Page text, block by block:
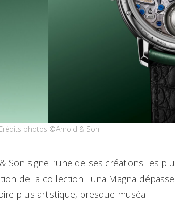
photos ©Arnold & Son
Son signe l’une de ses créations les
de la collection Luna Magna
plus artistique, presque muséal.